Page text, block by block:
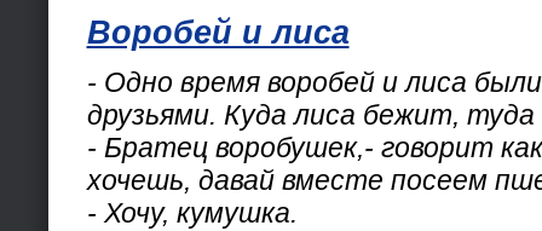
Воробей и лиса
- Одно время воробей и лиса
друзьями. Куда лиса бежит,
- Братец воробушек,- говорит
хочешь, давай вместе посеем
- Хочу, кумушка.